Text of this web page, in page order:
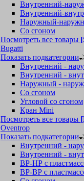
Внутренний-
Внутренний-
Наружный-
Со сгоном
Посмотреть все товары
Bugatti
Показать подкатегории
Внутренний -
Внутренний -
Наружный -
Со сгоном
Угловой со сгоном
Кран Mini
Посмотреть все товары
Oventrop
Показать подкатегории
Внутренний -
Внутренний -
ВР-НР с
ВР-ВР с